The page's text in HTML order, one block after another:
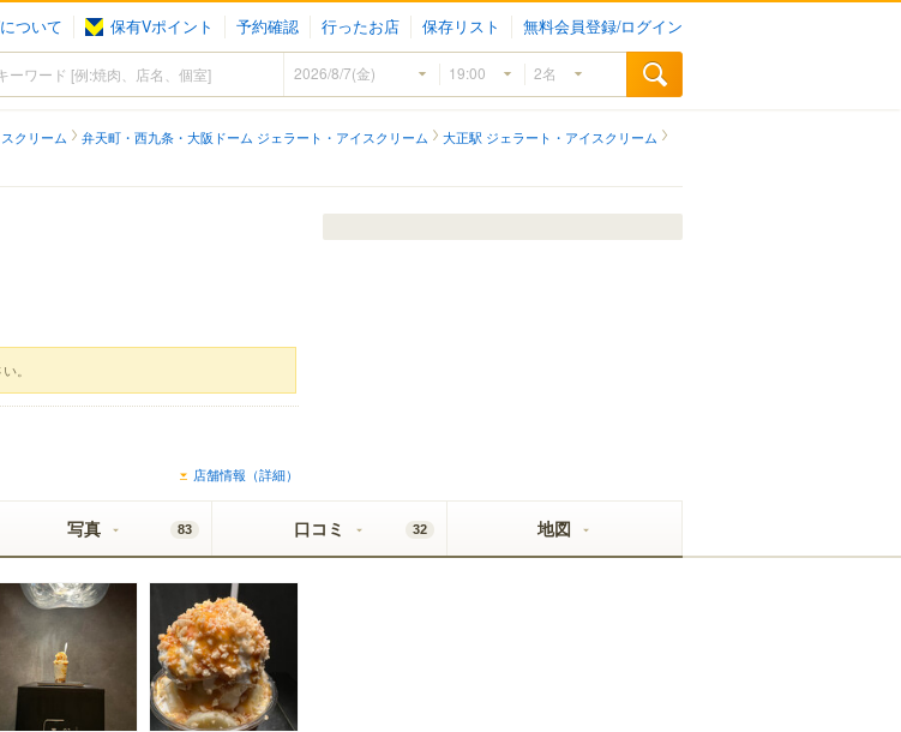
ついて 保有Vポイント 予約確認 行ったお店 保存リスト 無料会員登録/ログイン
クリーム 弁天町・西九条・大阪ドーム ジェラート・アイスクリーム 大正駅 ジェラート・アイスクリーム
。
店舗情報（詳細）
写真 83 口コミ 32 地図